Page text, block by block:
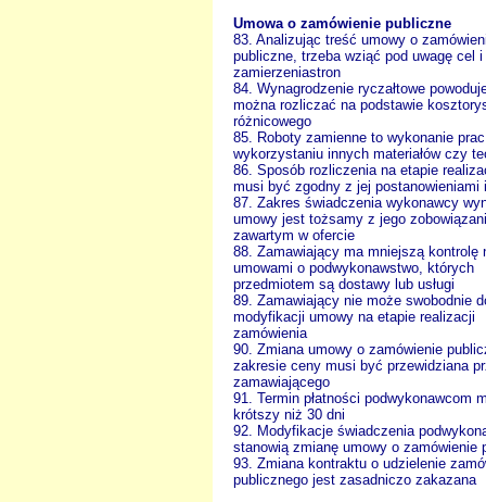
Umowa o zamówienie publiczne
83. Analizując treść umowy o
publiczne, trzeba wziąć pod uwagę cel i
zamierzeniastron
84. Wynagrodzenie ryczałtowe
można rozliczać na podstawie
różnicowego
85. Roboty zamienne to wykonanie
wykorzystaniu innych materiałów czy
86. Sposób rozliczenia na etapie
musi być zgodny z jej postanowieniami
87. Zakres świadczenia wykonawcy
umowy jest tożsamy z jego
zawartym w ofercie
88. Zamawiający ma mniejszą kontrolę
umowami o podwykonawstwo, których
przedmiotem są dostawy lub usługi
89. Zamawiający nie może swobodnie
modyfikacji umowy na etapie realizacji
zamówienia
90. Zmiana umowy o zamówienie
zakresie ceny musi być przewidziana
zamawiającego
91. Termin płatności podwykonawcom
krótszy niż 30 dni
92. Modyfikacje świadczenia
stanowią zmianę umowy o zamówienie
93. Zmiana kontraktu o udzielenie
publicznego jest zasadniczo zakazana